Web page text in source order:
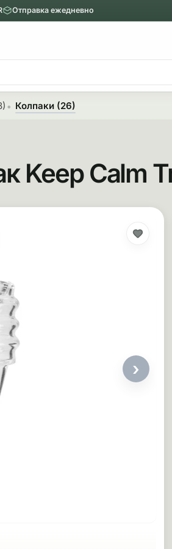
Отправка ежедневно
Колпаки (26)
Keep Calm
›